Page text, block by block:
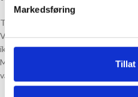
Markedsføring
Tillat
Tips! Older er ideelt for toving av
Vær oppmerksom på at bleket, hvitt
ikke bleket).
Med Dale Older kan du utforske
varige og vakre plagg og tilbehør som